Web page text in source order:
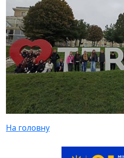
На головну